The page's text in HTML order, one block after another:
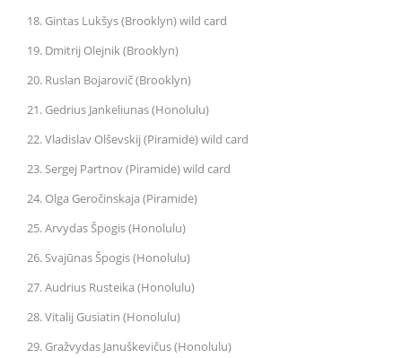
18. Gintas Lukšys (Brooklyn) wild card
19. Dmitrij Olejnik (Brooklyn)
20. Ruslan Bojarovič (Brooklyn)
21. Gedrius Jankeliunas (Honolulu)
22. Vladislav Olševskij (Piramidė) wild card
23. Sergej Partnov (Piramidė) wild card
24. Olga Geročinskaja (Piramidė)
25. Arvydas Špogis (Honolulu)
26. Svajūnas Špogis (Honolulu)
27. Audrius Rusteika (Honolulu)
28. Vitalij Gusiatin (Honolulu)
29. Gražvydas Januškevičus (Honolulu)